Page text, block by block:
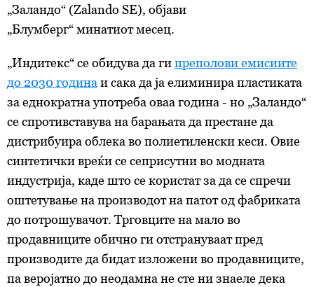
„Заландо“ (Zalando SE), објави
„Блумберг“ минатиот месец.
„Индитекс“ се обидува да гипреполови емисиите
до 2030 годинаи сака да ја елиминира пластиката
за еднократна употреба оваа година - но „Заландо“
се спротивставува на барањата да престане да
дистрибуира облека во полиетиленски кеси. Овие
синтетички вреќи се сеприсутни во модната
индустрија, каде што се користат за да се спречи
оштетување на производот на патот од фабриката
до потрошувачот. Трговците на мало во
продавниците обично ги отстрануваат пред
производите да бидат изложени во продавниците,
па веројатно до неодамна не сте ни знаеле дека